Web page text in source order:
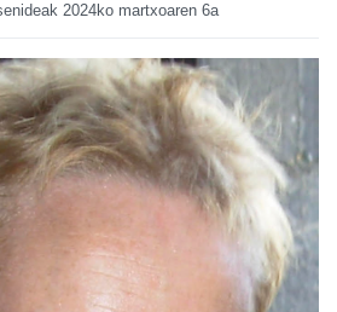
2024ko martxoaren 6a